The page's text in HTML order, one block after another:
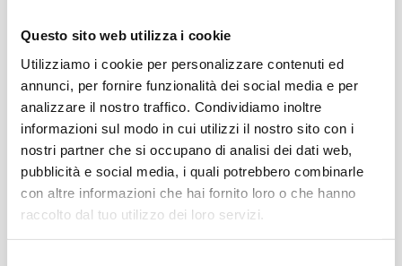
Questo sito web utilizza i cookie
Utilizziamo i cookie per personalizzare contenuti ed
annunci, per fornire funzionalità dei social media e per
analizzare il nostro traffico. Condividiamo inoltre
informazioni sul modo in cui utilizzi il nostro sito con i
nostri partner che si occupano di analisi dei dati web,
pubblicità e social media, i quali potrebbero combinarle
con altre informazioni che hai fornito loro o che hanno
raccolto dal tuo utilizzo dei loro servizi.